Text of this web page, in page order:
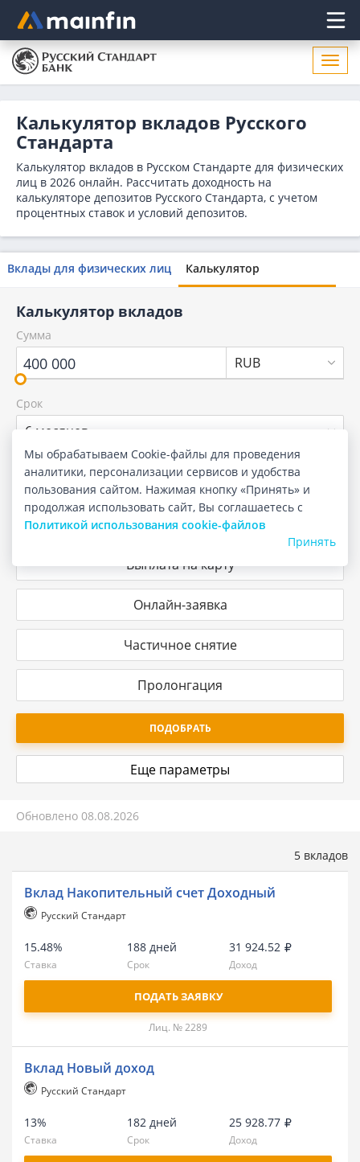
Главное меню
Калькулятор вкладов Русского
Стандарта
Калькулятор вкладов в Русском Стандарте для физических
лиц в 2026 онлайн. Рассчитать доходность на
калькуляторе депозитов Русского Стандарта, с учетом
процентных ставок и условий депозитов.
Вклады для физических лиц Калькулятор
Калькулятор вкладов
Сумма
RUB
Срок
6 месяцев
Пополнение
Капитализация
Выплата на карту
Онлайн-заявка
Частичное снятие
Пролонгация
ПОДОБРАТЬ
Еще параметры
Обновлено 08.08.2026
5 вкладов
Вклад Накопительный счет Доходный
Русский Стандарт
15.48%
Ставка
188 дней
Срок
31 924.52
Доход
ПОДАТЬ ЗАЯВКУ
Лиц. № 2289
Вклад Новый доход
Русский Стандарт
13%
Ставка
182 дней
Срок
25 928.77
Доход
Мы обрабатываем Cookie-файлы для проведения
аналитики, персонализации сервисов и удобства
пользования сайтом. Нажимая кнопку «Принять» и
продолжая использовать сайт, Вы соглашаетесь с
Политикой использования cookie-файлов
Принять